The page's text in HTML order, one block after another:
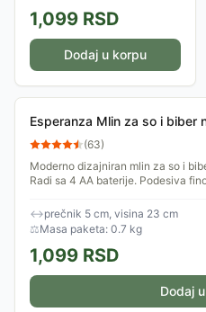
1,099 RSD
Dodaj u korpu
Esperanza Mlin za so i biber
(63)
Moderno dizajniran mlin za so i
Radi sa 4 AA baterije. Podesiva
↔prečnik 5 cm, visina 23 cm
⚖Masa paketa: 0.7 kg
1,099 RSD
Dodaj